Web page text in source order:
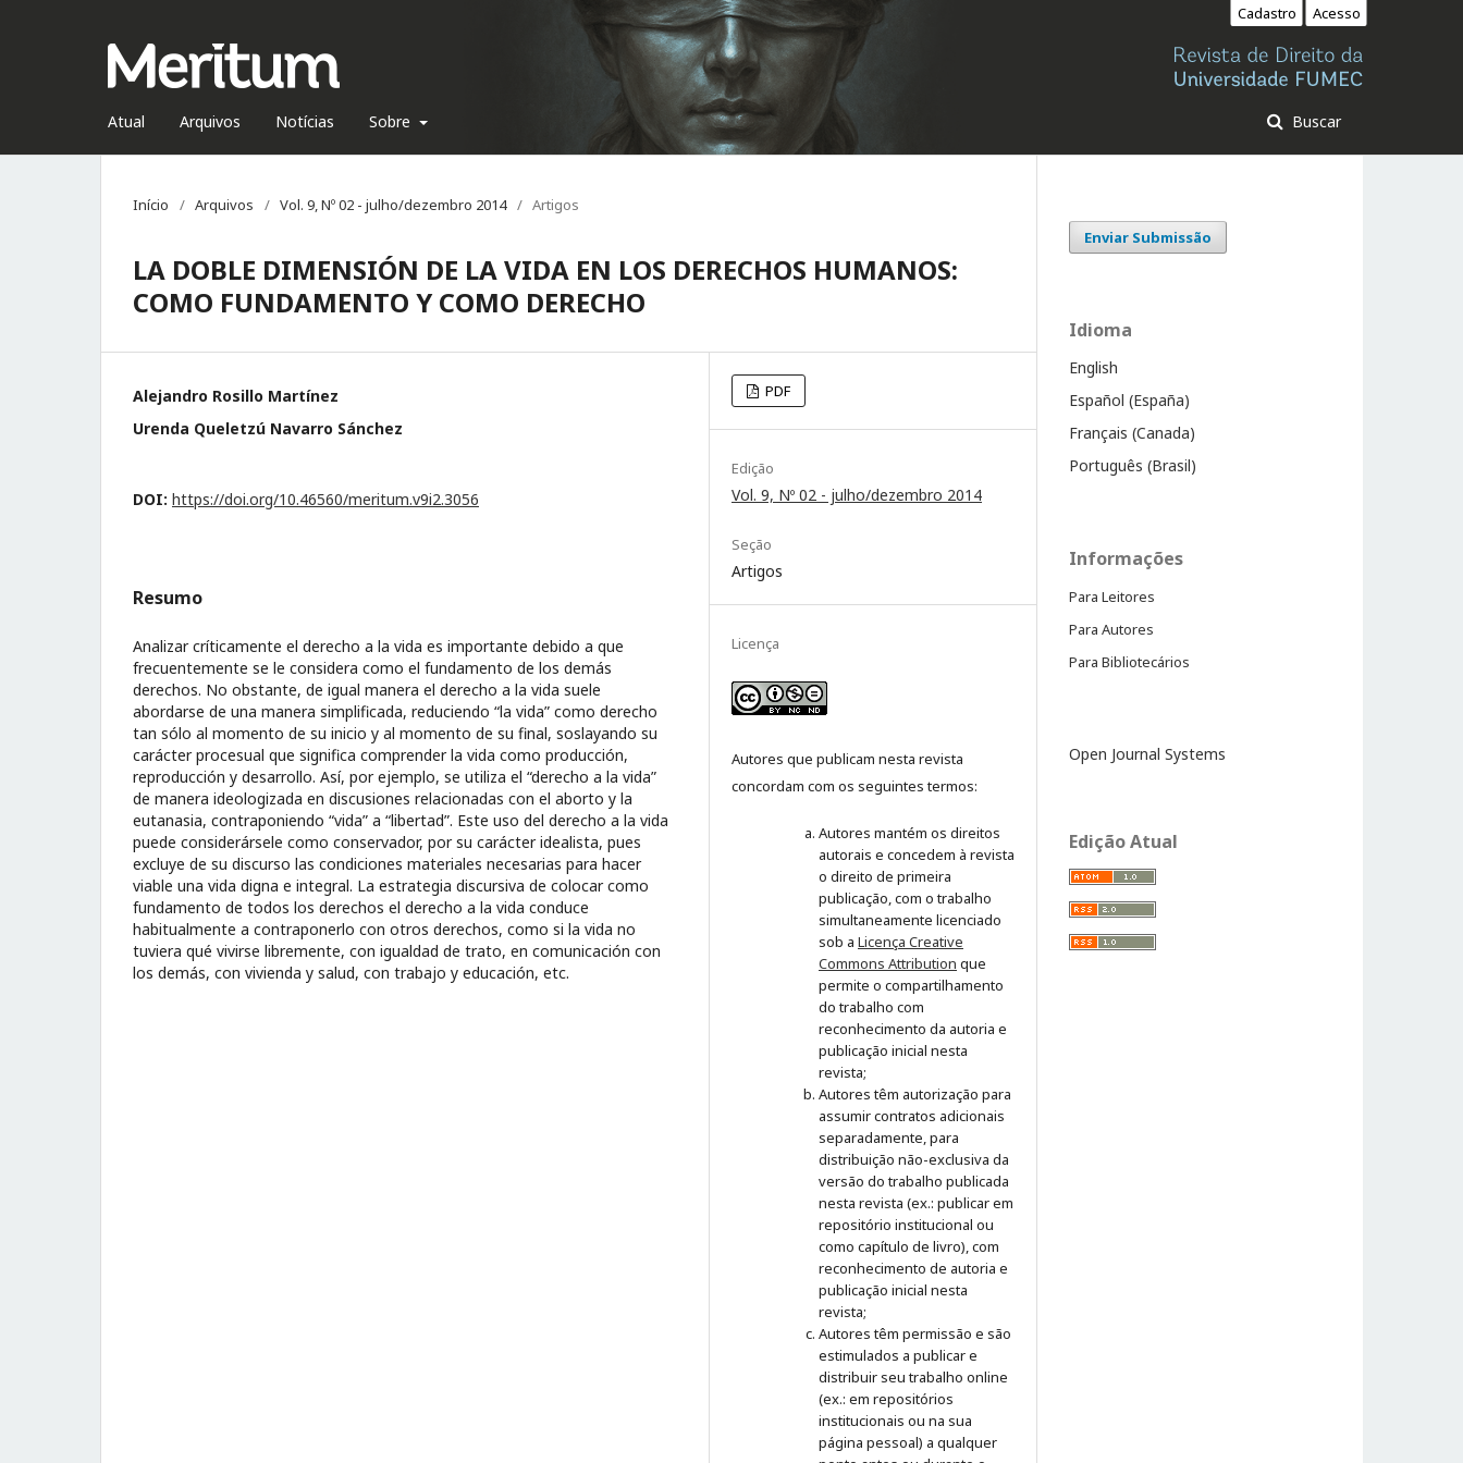
Atual Arquivos Notícias Sobre Buscar
Cadastro Acesso
Início / Arquivos / Vol. 9, Nº 02 - julho/dezembro 2014 / Artigos
LA DOBLE DIMENSIÓN DE LA VIDA EN LOS DERECHOS HUMANOS:
COMO FUNDAMENTO Y COMO DERECHO
Alejandro Rosillo Martínez
Urenda Queletzú Navarro Sánchez
DOI: https://doi.org/10.46560/meritum.v9i2.3056
Resumo
Analizar críticamente el derecho a la vida es importante debido a que
frecuentemente se le considera como el fundamento de los demás
derechos. No obstante, de igual manera el derecho a la vida suele
abordarse de una manera simplificada, reduciendo “la vida” como derecho
tan sólo al momento de su inicio y al momento de su final, soslayando su
carácter procesual que significa comprender la vida como producción,
reproducción y desarrollo. Así, por ejemplo, se utiliza el “derecho a la vida”
de manera ideologizada en discusiones relacionadas con el aborto y la
eutanasia, contraponiendo “vida” a “libertad”. Este uso del derecho a la vida
puede considerársele como conservador, por su carácter idealista, pues
excluye de su discurso las condiciones materiales necesarias para hacer
viable una vida digna e integral. La estrategia discursiva de colocar como
fundamento de todos los derechos el derecho a la vida conduce
habitualmente a contraponerlo con otros derechos, como si la vida no
tuviera qué vivirse libremente, con igualdad de trato, en comunicación con
los demás, con vivienda y salud, con trabajo y educación, etc.
PDF
Edição
Vol. 9, Nº 02 - julho/dezembro 2014
Seção
Artigos
Licença
Autores que publicam nesta revista
concordam com os seguintes termos:
Autores mantém os direitos
autorais e concedem à revista
o direito de primeira
publicação, com o trabalho
simultaneamente licenciado
sob a Licença Creative
Commons Attribution que
permite o compartilhamento
do trabalho com
reconhecimento da autoria e
publicação inicial nesta
revista;
Autores têm autorização para
assumir contratos adicionais
separadamente, para
distribuição não-exclusiva da
versão do trabalho publicada
nesta revista (ex.: publicar em
repositório institucional ou
como capítulo de livro), com
reconhecimento de autoria e
publicação inicial nesta
revista;
Autores têm permissão e são
estimulados a publicar e
distribuir seu trabalho online
(ex.: em repositórios
institucionais ou na sua
página pessoal) a qualquer
Enviar Submissão
Idioma
English
Español (España)
Français (Canada)
Português (Brasil)
Informações
Para Leitores
Para Autores
Para Bibliotecários
Open Journal Systems
Edição Atual